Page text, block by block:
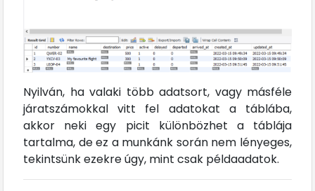
Nyilván, ha valaki több adatsort, vagy másféle
járatszámokkal vitt fel adatokat a táblába,
akkor neki egy picit különbözhet a táblája
tartalma, de ez a munkánk során nem lényeges,
tekintsünk ezekre úgy, mint csak példaadatok.